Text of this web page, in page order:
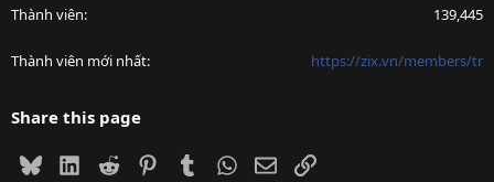
Thành viên 139,445
Thành viên mới nhất https://zix.vn/members/tr
Share this page
BlueskyLinkedIn
Reddit PinterestTumblrWhatsApp
EmailLink